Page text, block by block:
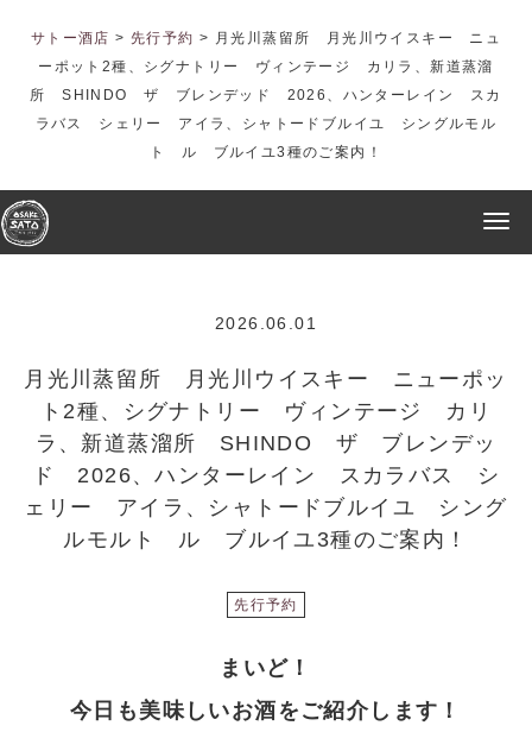
サトー酒店 > 先行予約 > 月光川蒸留所 月光川ウイスキー ニュ
ーポット2種、シグナトリー ヴィンテージ カリラ、新道蒸溜
所 SHINDO ザ ブレンデッド 2026、ハンターレイン スカ
ラバス シェリー アイラ、シャトードブルイユ シングルモル
ト ル ブルイユ3種のご案内！
2026.06.01
月光川蒸留所 月光川ウイスキー ニューポッ
ト2種、シグナトリー ヴィンテージ カリ
ラ、新道蒸溜所 SHINDO ザ ブレンデッ
ド 2026、ハンターレイン スカラバス シ
ェリー アイラ、シャトードブルイユ シング
ルモルト ル ブルイユ3種のご案内！
先行予約
まいど！
今日も美味しいお酒をご紹介します！